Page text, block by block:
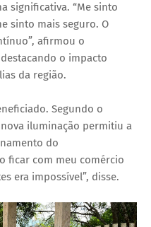
significativa. “Me sinto
sinto mais seguro. O
afirmou o
o impacto
da região.
Segundo o
nova iluminação permitiu a
do
ficar com meu comércio
era impossível”, disse.